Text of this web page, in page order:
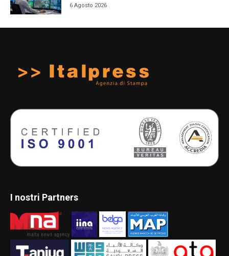
6 Agosto 2026
I nostri Partners